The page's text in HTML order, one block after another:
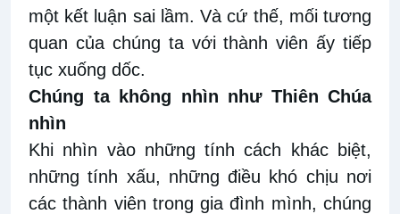
một kết luận sai lầm. Và cứ thế, mối tương
quan của chúng ta với thành viên ấy tiếp
tục xuống dốc.
Chúng ta không nhìn như Thiên Chúa
nhìn
Khi nhìn vào nhữngtính cách khác biệt,
những tính xấu, những điều khó chịu nơi
các thành viên trong gia đình mình, chúng